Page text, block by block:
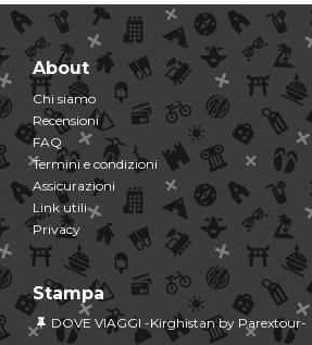
About
Chi siamo
Recensioni
FAQ
Termini e condizioni
Assicurazioni
Link utili
Privacy
Stampa
DOVE VIAGGI -Kirghistan by Parextour-